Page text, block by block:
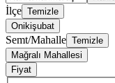
İlçe Temizle
Onikişubat
Semt/Mahalle Temizle
Mağralı Mahallesi
Fiyat